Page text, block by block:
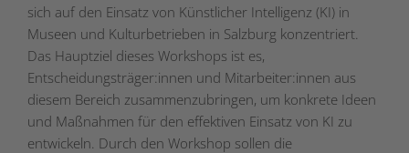
sich auf den Einsatz von Künstlicher Intelligenz (KI) in
Museen und Kulturbetrieben in Salzburg konzentriert.
Das Hauptziel dieses Workshops ist es,
Entscheidungsträger:innen und Mitarbeiter:innen aus
diesem Bereich zusammenzubringen, um konkrete Ideen
und Maßnahmen für den effektiven Einsatz von KI zu
entwickeln. Durch den Workshop sollen die